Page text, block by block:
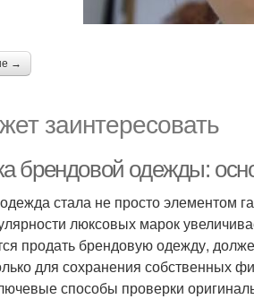
→
заинтересовать
брендовой одежды:
стала не просто элементом
люксовых марок
продать брендовую одежду,
для сохранения собственных
способы проверки